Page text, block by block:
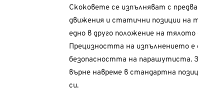
Скоковете се изпълняват с
движения и статични позиции на
едно в друго положение на
Прецизността на изпълнението е
безопасността на парашутиста.
върне навреме в стандартна
си.